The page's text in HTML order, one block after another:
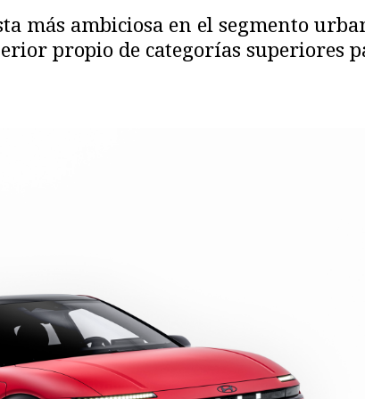
más ambiciosa en el segmento
propio de categorías superiores